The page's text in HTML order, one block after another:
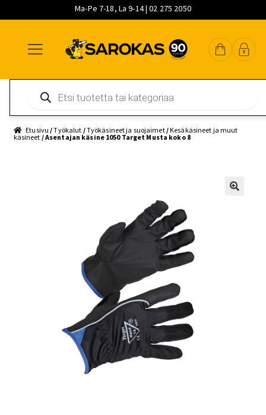
Ma-Pe 7-18, La 9-14 | 02 275 2050
navigointiin
sisältöön
pääsisältöön
search
Etusivu /Työkalut /Työkäsineet ja suojaimet/Kesäkäsineet ja muut
käsineet / Asentajan käsine 1050 Target Musta koko 8